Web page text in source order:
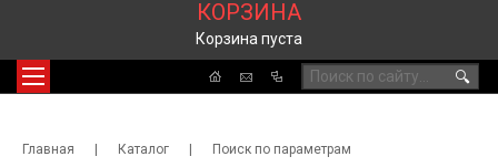
🔍
КОРЗИНА
Корзина пуста
Главная | Каталог | Поиск по параметрам